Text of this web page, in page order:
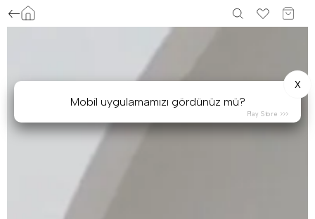
Mobil uygulamamızı gördünüz mü?
X
Play Store >>>